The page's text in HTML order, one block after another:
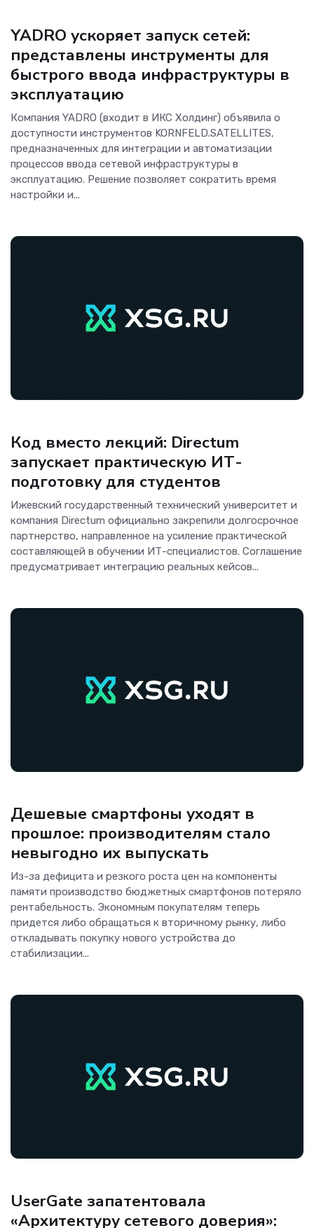
YADRO ускоряет запуск сетей:
представлены инструменты для
быстрого ввода инфраструктуры в
эксплуатацию
Компания YADRO (входит в ИКС Холдинг) объявила о
доступности инструментов KORNFELD.SATELLITES,
предназначенных для интеграции и автоматизации
процессов ввода сетевой инфраструктуры в
эксплуатацию. Решение позволяет сократить время
настройки и...
Код вместо лекций: Directum
запускает практическую ИТ-
подготовку для студентов
Ижевский государственный технический университет и
компания Directum официально закрепили долгосрочное
партнерство, направленное на усиление практической
составляющей в обучении ИТ-специалистов. Соглашение
предусматривает интеграцию реальных кейсов...
Дешевые смартфоны уходят в
прошлое: производителям стало
невыгодно их выпускать
Из-за дефицита и резкого роста цен на компоненты
памяти производство бюджетных смартфонов потеряло
рентабельность. Экономным покупателям теперь
придется либо обращаться к вторичному рынку, либо
откладывать покупку нового устройства до
стабилизации...
UserGate запатентовала
«Архитектуру сетевого доверия»: